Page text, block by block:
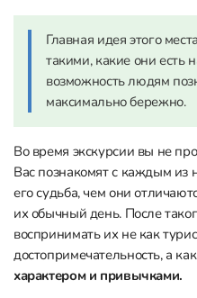
Главная идея этого
такими, какие они есть
возможность людям
максимально бережно.
Во время экскурсии вы не
Вас познакомят с каждым из
его судьба, чем они
их обычный день. После
воспринимать их не как
достопримечательность, а как
характером и привычками.